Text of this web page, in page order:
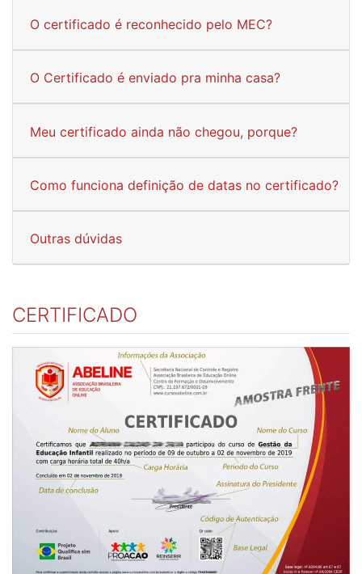
O certificado é reconhecido pelo MEC?
O Certificado é enviado pra minha casa?
Meu certificado ainda não chegou, porque?
Como funciona definição de datas no certificado?
Outras dúvidas
CERTIFICADO